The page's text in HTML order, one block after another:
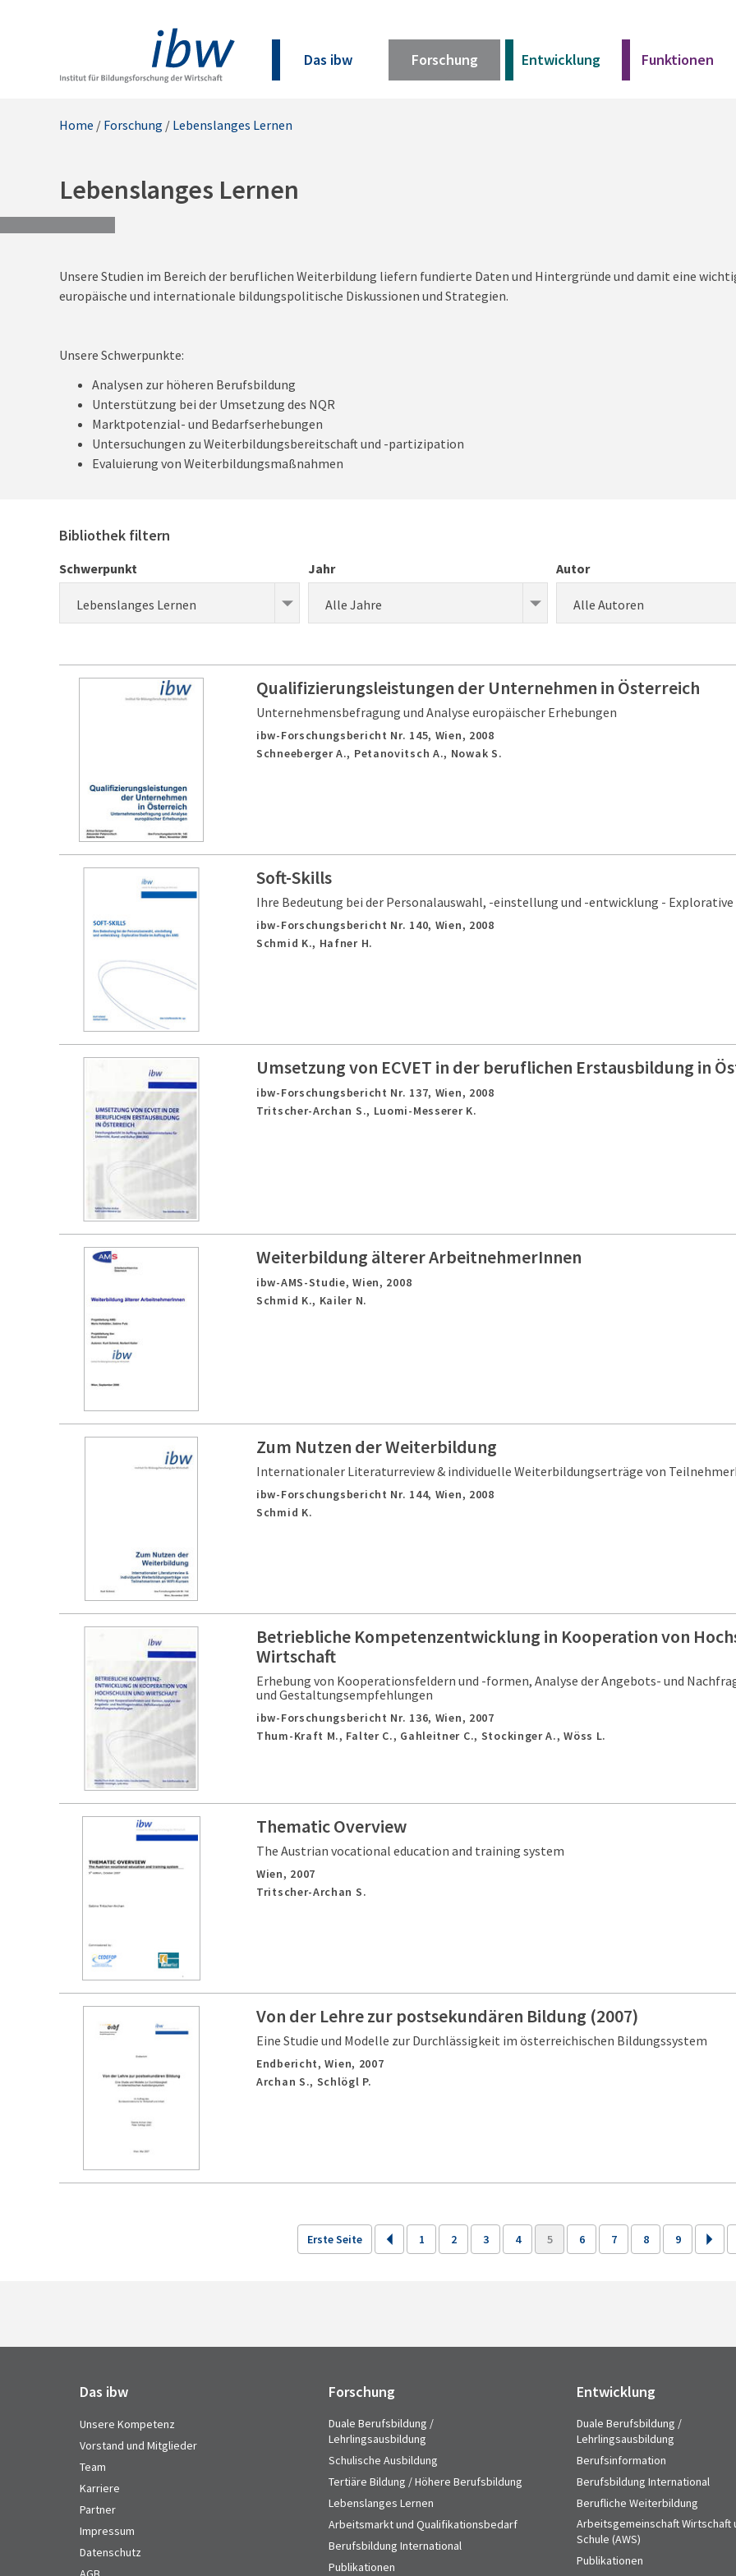
Das ibw Forschung Entwicklung Funktionen
Home / Forschung / Lebenslanges Lernen
Lebenslanges Lernen
Unsere Studien im Bereich der beruflichen Weiterbildung liefern fundierte Daten und Hintergründe und damit eine
europäische und internationale bildungspolitische Diskussionen und Strategien.
Unsere Schwerpunkte:
Analysen zur höheren Berufsbildung
Unterstützung bei der Umsetzung des NQR
Marktpotenzial- und Bedarfserhebungen
Untersuchungen zu Weiterbildungsbereitschaft und -partizipation
Evaluierung von Weiterbildungsmaßnahmen
Bibliothek filtern
Schwerpunkt
Lebenslanges Lernen
Jahr
Alle Jahre
Autor
Alle Autoren
Qualifizierungsleistungen der Unternehmen in Österreich
Unternehmensbefragung und Analyse europäischer Erhebungen
ibw-Forschungsbericht Nr. 145, Wien, 2008
Schneeberger A., Petanovitsch A., Nowak S.
Soft-Skills
Ihre Bedeutung bei der Personalauswahl, -einstellung und -entwicklung - Explorative
ibw-Forschungsbericht Nr. 140, Wien, 2008
Schmid K., Hafner H.
Umsetzung von ECVET in der beruflichen Erstausbildung in
ibw-Forschungsbericht Nr. 137, Wien, 2008
Tritscher-Archan S., Luomi-Messerer K.
Weiterbildung älterer ArbeitnehmerInnen
ibw-AMS-Studie,Wien, 2008
Schmid K., Kailer N.
Zum Nutzen der Weiterbildung
Internationaler Literaturreview & individuelle Weiterbildungserträge von
ibw-Forschungsbericht Nr. 144, Wien, 2008
Schmid K.
Betriebliche Kompetenzentwicklung in Kooperation von
Wirtschaft
Erhebung von Kooperationsfeldern und -formen, Analyse der Angebots- und
und Gestaltungsempfehlungen
ibw-Forschungsbericht Nr. 136, Wien, 2007
Thum-Kraft M., Falter C., Gahleitner C., Stockinger A., Wöss L.
Thematic Overview
The Austrian vocational education and training system
Wien, 2007
Tritscher-Archan S.
Von der Lehre zur postsekundären Bildung (2007)
Eine Studie und Modelle zur Durchlässigkeit im österreichischen Bildungssystem
Endbericht,Wien, 2007
Archan S., Schlögl P.
Erste Seite 1 2 3 4 5 6 7 8 9
Das ibw
Unsere Kompetenz
Vorstand und Mitglieder
Team
Karriere
Partner
Impressum
Datenschutz
Forschung
Duale Berufsbildung /
Lehrlingsausbildung
Schulische Ausbildung
Tertiäre Bildung / Höhere Berufsbildung
Lebenslanges Lernen
Arbeitsmarkt und Qualifikationsbedarf
Berufsbildung International
Publikationen
Entwicklung
Duale Berufsbildung /
Lehrlingsausbildung
Berufsinformation
Berufsbildung International
Berufliche Weiterbildung
Arbeitsgemeinschaft Wirtschaft
Schule (AWS)
Publikationen